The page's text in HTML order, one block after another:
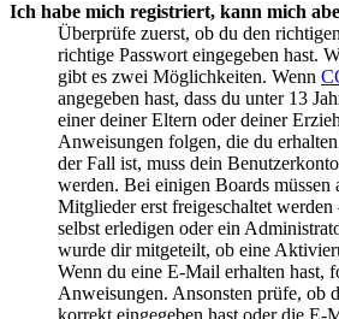
Ich habe mich registriert, kann mich
Überprüfe zuerst, ob du den
richtige Passwort eingegeben hast.
gibt es zwei Möglichkeiten. Wenn
angegeben hast, dass du unter 13
einer deiner Eltern oder deiner
Anweisungen folgen, die du
der Fall ist, muss dein
werden. Bei einigen Boards müssen
Mitglieder erst freigeschaltet werden
selbst erledigen oder ein
wurde dir mitgeteilt, ob eine
Wenn du eine E-Mail erhalten hast,
Anweisungen. Ansonsten prüfe, ob
korrekt eingegeben hast oder die E-